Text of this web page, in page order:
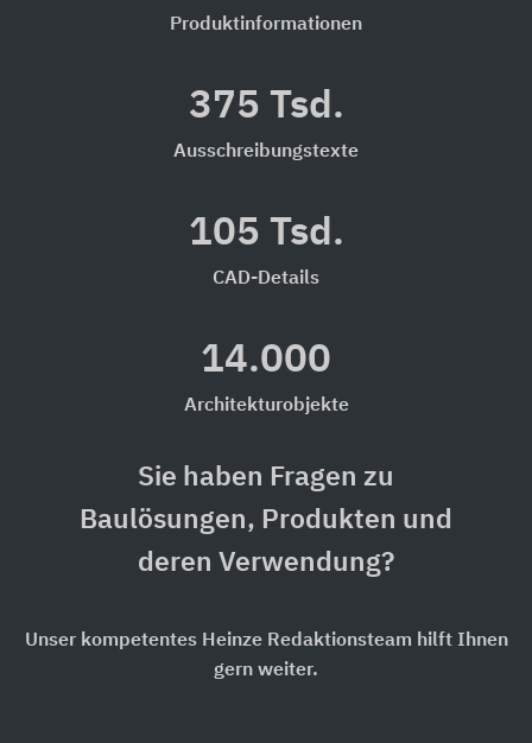
Produktinformationen
375 Tsd.
Ausschreibungstexte
105 Tsd.
CAD-Details
14.000
Architekturobjekte
Sie haben Fragen zu
Baulösungen, Produkten und
deren Verwendung?
Unser kompetentes Heinze Redaktionsteam hilft Ihnen
gern weiter.